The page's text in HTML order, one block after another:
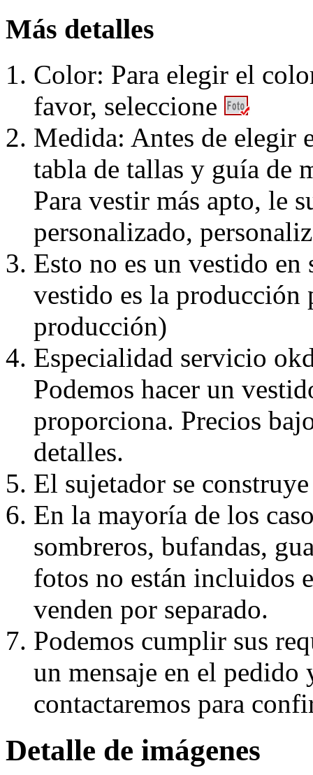
Más detalles
Color: Para elegir el
favor, seleccione
Medida: Antes de elegir
tabla de tallas y guía de
Para vestir más apto, le
personalizado,
Esto no es un vestido
vestido es la producción
producción)
Especialidad servicio
Podemos hacer un
proporciona. Precios
detalles.
El sujetador se
En la mayoría de los
sombreros, bufandas,
fotos no están incluidos
venden por separado.
Podemos cumplir sus
un mensaje en el pedido
contactaremos para
Detalle de imágenes